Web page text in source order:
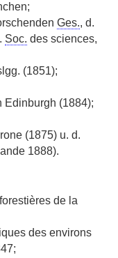
Ges., d.
Soc. des sciences,
(1851);
Edinburgh (1884);
(1875) u. d.
1888).
de la
des environs